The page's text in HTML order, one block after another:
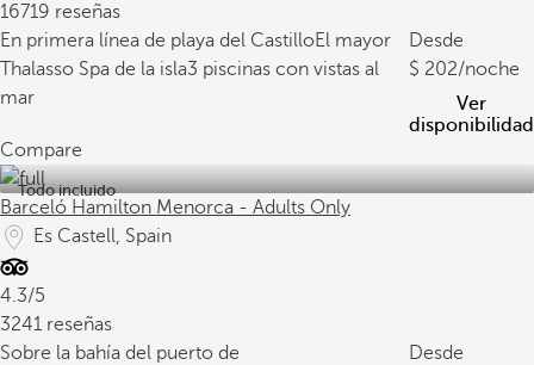
16719 reseñas
En primera línea de playa del CastilloEl mayor
Thalasso Spa de la isla3 piscinas con vistas al
mar
Desde
202/noche
Ver
disponibilidad
Compare
Todo incluido
Barceló Hamilton Menorca - Adults Only
Es Castell, Spain
4.3/5
3241 reseñas
Sobre la bahía del puerto de
Desde